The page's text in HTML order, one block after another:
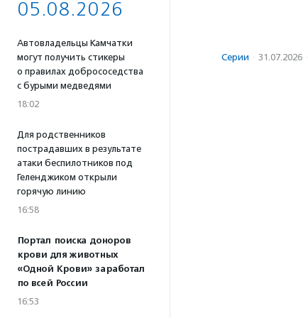
05.08.2026
Автовладельцы Камчатки
могут получить стикеры
о правилах добрососедства
с бурыми медведями
18:02
Для родственников
пострадавших в результате
атаки беспилотников под
Геленджиком открыли
горячую линию
16:58
Портал поиска доноров
крови для животных
«Одной Крови» заработал
по всей России
16:53
Серии · 31.07.2026 ·